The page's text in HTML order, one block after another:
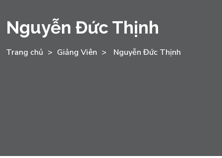
Nguyễn Đức Thịnh
Trang chủ > Giảng Viên > Nguyễn Đức Thịnh